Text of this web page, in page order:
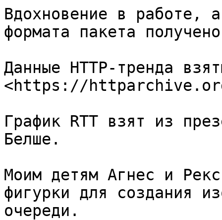
Вдохновение в работе,
формата пакета
Данные HTTP-тренда
<https://
График RTT взят из
Белше.
Моим детям Агнес и
фигурки для создания
очереди.